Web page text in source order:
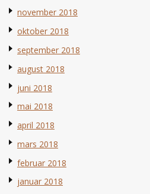
november 2018
oktober 2018
september 2018
august 2018
juni 2018
mai 2018
april 2018
mars 2018
februar 2018
januar 2018